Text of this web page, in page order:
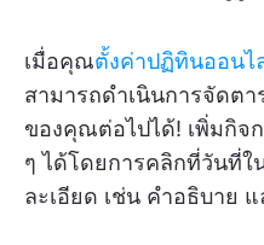
เมื่อคุณตั้งค่าปฏิทินออน
สามารถดำเนินการจัดตา
ของคุณต่อไปได้! เพิ่มกิจ
ๆ ได้โดยการคลิกที่วันที่
ละเอียด เช่น คำอธิบาย